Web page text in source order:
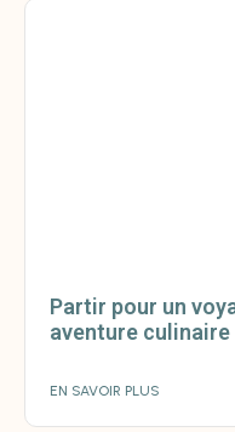
Partir pour un
aventure
EN SAVOIR PLUS